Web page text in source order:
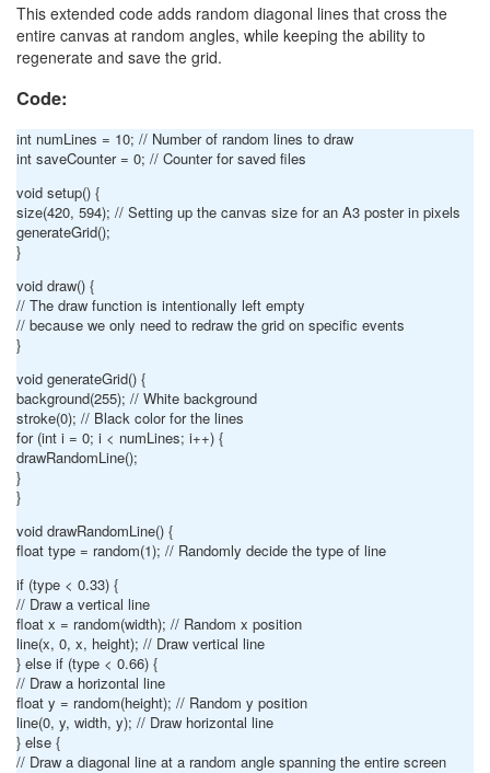
This extended code adds random diagonal lines that cross the
entire canvas at random angles, while keeping the ability to
regenerate and save the grid.
Code:
int numLines = 10; // Number of random lines to draw
int saveCounter = 0; // Counter for saved files
void setup() {
size(420, 594); // Setting up the canvas size for an A3 poster in pixels
generateGrid();
}
void draw() {
// The draw function is intentionally left empty
// because we only need to redraw the grid on specific events
}
void generateGrid() {
background(255); // White background
stroke(0); // Black color for the lines
for (int i = 0; i < numLines; i++) {
drawRandomLine();
}
}
void drawRandomLine() {
float type = random(1); // Randomly decide the type of line
if (type < 0.33) {
// Draw a vertical line
float x = random(width); // Random x position
line(x, 0, x, height); // Draw vertical line
} else if (type < 0.66) {
// Draw a horizontal line
float y = random(height); // Random y position
line(0, y, width, y); // Draw horizontal line
} else {
// Draw a diagonal line at a random angle spanning the entire screen